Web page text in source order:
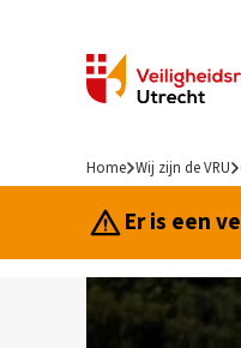
Home Wij zijn de VRU
Er is een